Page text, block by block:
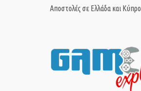
Αποστολές σε Ελλάδα και Κύπρο